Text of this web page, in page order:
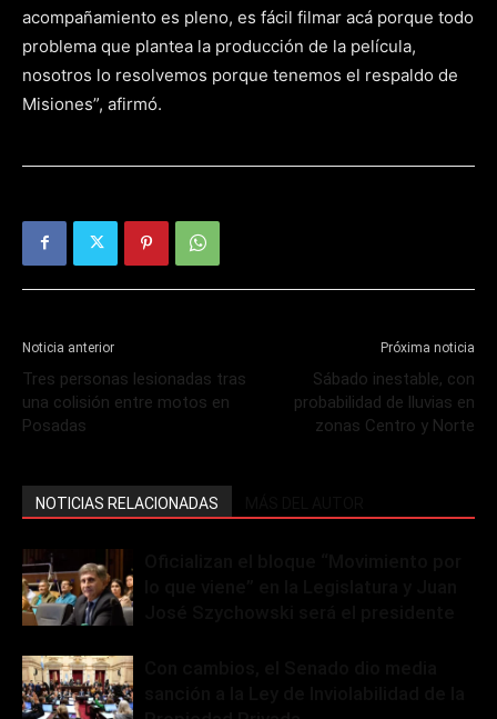
acompañamiento es pleno, es fácil filmar acá porque todo
problema que plantea la producción de la película,
nosotros lo resolvemos porque tenemos el respaldo de
Misiones”, afirmó.
Noticia anterior
Tres personas lesionadas tras
una colisión entre motos en
Posadas
Próxima noticia
Sábado inestable, con
probabilidad de lluvias en
zonas Centro y Norte
NOTICIAS RELACIONADAS